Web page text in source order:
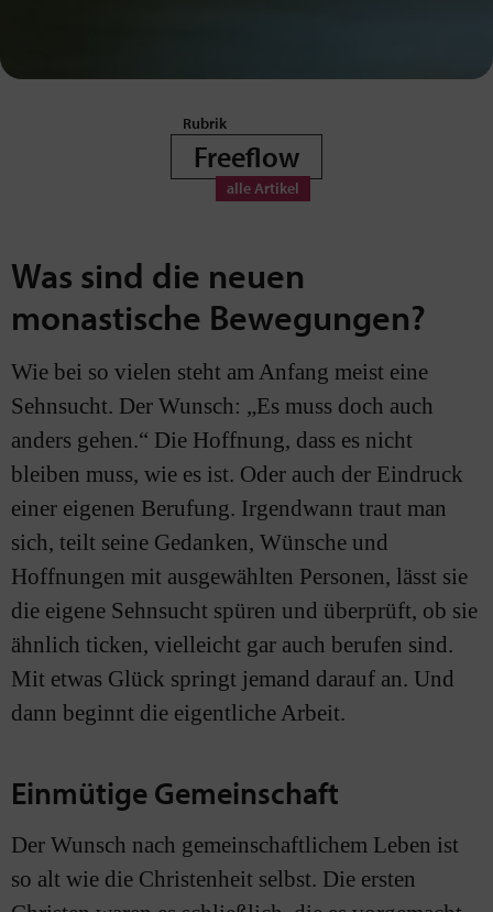
Freeflow
Was sind die neuen
monastische Bewegungen?
Wie bei so vielen steht am Anfang meist eine
Sehnsucht. Der Wunsch: „Es muss doch auch
anders gehen.“ Die Hoffnung, dass es nicht
bleiben muss, wie es ist. Oder auch der Eindruck
einer eigenen Berufung. Irgendwann traut man
sich, teilt seine Gedanken, Wünsche und
Hoffnungen mit ausgewählten Personen, lässt sie
die eigene Sehnsucht spüren und überprüft, ob sie
ähnlich ticken, vielleicht gar auch berufen sind.
Mit etwas Glück springt jemand darauf an. Und
dann beginnt die eigentliche Arbeit.
Einmütige Gemeinschaft
Der Wunsch nach gemeinschaftlichem Leben ist
so alt wie die Christenheit selbst. Die ersten